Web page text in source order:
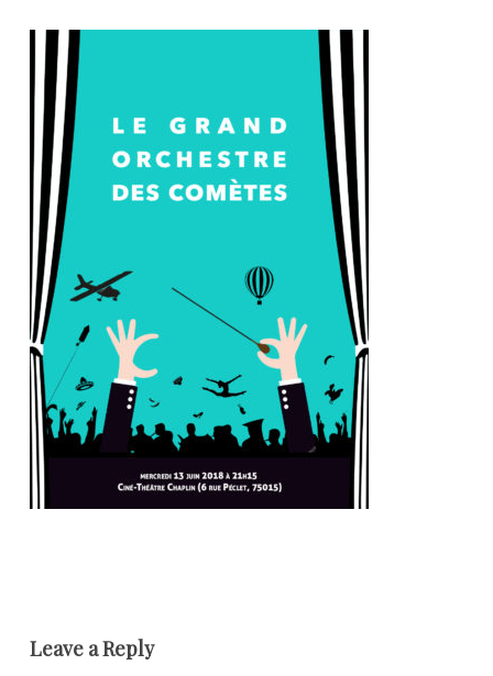
Leave a Reply